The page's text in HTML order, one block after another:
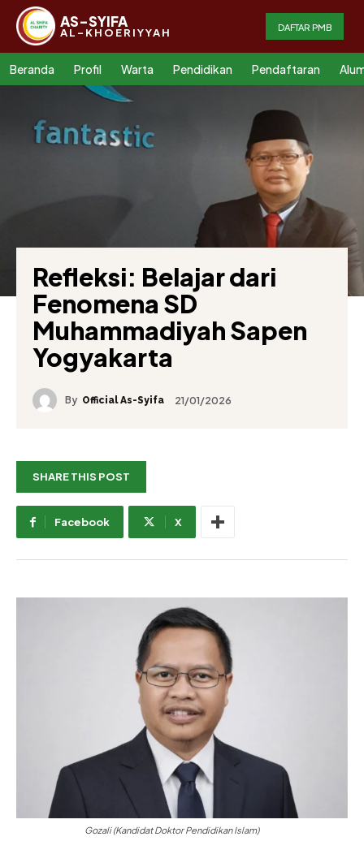
AS-SYIFA
AL-KHOERIYYAH DAFTAR PMB
Beranda Profil Warta Pendidikan Pendaftaran
Refleksi: Belajar dari
Fenomena SD
Muhammadiyah Sapen
Yogyakarta
By Official As-Syifa 21/01/2026
SHARE THIS POST
Facebook X
Gozali (Kandidat Doktor Pendidikan Islam)